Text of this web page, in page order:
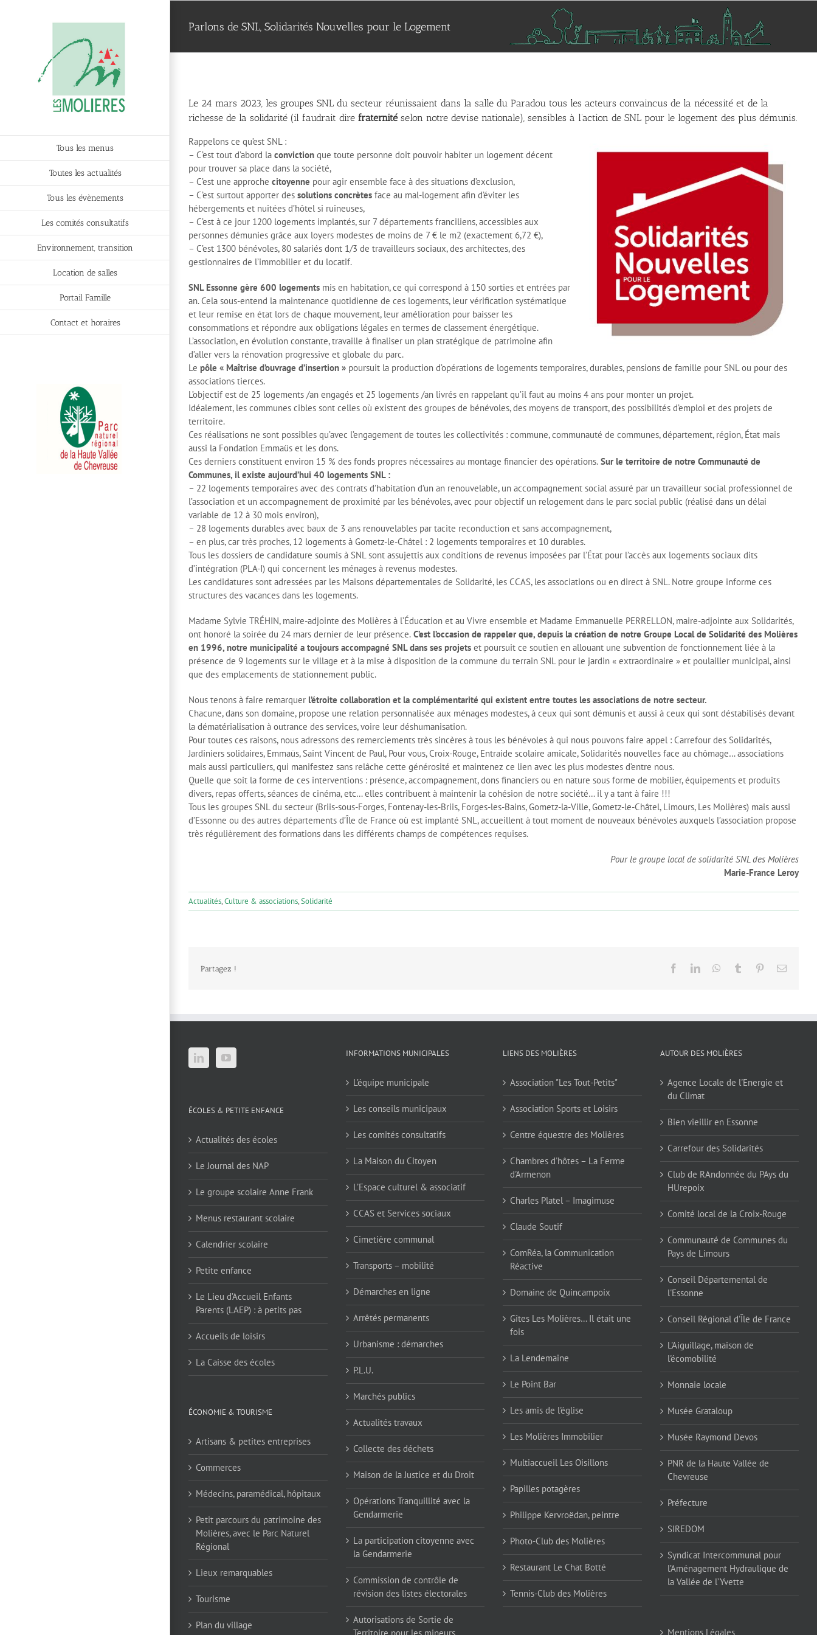
Tous les menus
Toutes les actualités
Tous les évènements
Les comités consultatifs
Environnement, transition
Location de salles
Portail Famille
Contact et horaires
Parlons de SNL, Solidarités Nouvelles pour le Logement
Le 24 mars 2023, les groupes SNL du secteur réunissaient dans la salle du Paradou tous les acteurs convaincus de la nécessité et de la
richesse de la solidarité (il faudrait dire fraternitéselon notre devise nationale), sensibles à l’action de SNL pour le logement des plus démunis.
Rappelons ce qu’est SNL :
– C’est tout d’abord la conviction que toute personne doit pouvoir habiter un logement décent
pour trouver sa place dans la société,
– C’est une approche citoyenne pour agir ensemble face à des situations d’exclusion,
– C’est surtout apporter des solutions concrètes face au mal-logement afin d’éviter les
hébergements et nuitées d’hôtel si ruineuses,
– C’est à ce jour 1200 logements implantés, sur 7 départements franciliens, accessibles aux
personnes démunies grâce aux loyers modestes de moins de 7 € le m2 (exactement 6,72 €),
– C’est 1300 bénévoles, 80 salariés dont 1/3 de travailleurs sociaux, des architectes, des
gestionnaires de l’immobilier et du locatif.
SNL Essonne gère 600 logements mis en habitation, ce qui correspond à 150 sorties et entrées par
an. Cela sous-entend la maintenance quotidienne de ces logements, leur vérification systématique
et leur remise en état lors de chaque mouvement, leur amélioration pour baisser les
consommations et répondre aux obligations légales en termes de classement énergétique.
L’association, en évolution constante, travaille à finaliser un plan stratégique de patrimoine afin
d’aller vers la rénovation progressive et globale du parc.
Le pôle « Maîtrise d’ouvrage d’insertion » poursuit la production d’opérations de logements temporaires, durables, pensions de famille pour SNL ou pour des
associations tierces.
L’objectif est de 25 logements /an engagés et 25 logements /an livrés en rappelant qu’il faut au moins 4 ans pour monter un projet.
Idéalement, les communes cibles sont celles où existent des groupes de bénévoles, des moyens de transport, des possibilités d’emploi et des projets de
territoire.
Ces réalisations ne sont possibles qu’avec l’engagement de toutes les collectivités : commune, communauté de communes, département, région, État mais
aussi la Fondation Emmaüs et les dons.
Ces derniers constituent environ 15 % des fonds propres nécessaires au montage financier des opérations. Sur le territoire de notre Communauté de
Communes, il existe aujourd’hui 40 logements SNL :
– 22 logements temporaires avec des contrats d’habitation d’un an renouvelable, un accompagnement social assuré par un travailleur social professionnel de
l’association et un accompagnement de proximité par les bénévoles, avec pour objectif un relogement dans le parc social public (réalisé dans un délai
variable de 12 à 30 mois environ),
– 28 logements durables avec baux de 3 ans renouvelables par tacite reconduction et sans accompagnement,
– en plus, car très proches, 12 logements à Gometz-le-Châtel : 2 logements temporaires et 10 durables.
Tous les dossiers de candidature soumis à SNL sont assujettis aux conditions de revenus imposées par l’État pour l’accès aux logements sociaux dits
d’intégration (PLA-I) qui concernent les ménages à revenus modestes.
Les candidatures sont adressées par les Maisons départementales de Solidarité, les CCAS, les associations ou en direct à SNL. Notre groupe informe ces
structures des vacances dans les logements.
Madame Sylvie TRÉHIN, maire-adjointe des Molières à l’Éducation et au Vivre ensemble et Madame Emmanuelle PERRELLON, maire-adjointe aux Solidarités,
ont honoré la soirée du 24 mars dernier de leur présence. C’est l’occasion de rappeler que, depuis la création de notre Groupe Local de Solidarité des Molières
en 1996, notre municipalité a toujours accompagné SNL dans ses projets et poursuit ce soutien en allouant une subvention de fonctionnement liée à la
présence de 9 logements sur le village et à la mise à disposition de la commune du terrain SNL pour le jardin « extraordinaire » et poulailler municipal, ainsi
que des emplacements de stationnement public.
Nous tenons à faire remarquer l’étroite collaboration et la complémentarité qui existent entre toutes les associations de notre secteur.
Chacune, dans son domaine, propose une relation personnalisée aux ménages modestes, à ceux qui sont démunis et aussi à ceux qui sont déstabilisés devant
la dématérialisation à outrance des services, voire leur déshumanisation.
Pour toutes ces raisons, nous adressons des remerciements très sincères à tous les bénévoles à qui nous pouvons faire appel : Carrefour des Solidarités,
Jardiniers solidaires, Emmaüs, Saint Vincent de Paul, Pour vous, Croix-Rouge, Entraide scolaire amicale, Solidarités nouvelles face au chômage… associations
mais aussi particuliers, qui manifestez sans relâche cette générosité et maintenez ce lien avec les plus modestes d’entre nous.
Quelle que soit la forme de ces interventions : présence, accompagnement, dons financiers ou en nature sous forme de mobilier, équipements et produits
divers, repas offerts, séances de cinéma, etc… elles contribuent à maintenir la cohésion de notre société… il y a tant à faire !!!
Tous les groupes SNL du secteur (Briis-sous-Forges, Fontenay-les-Briis, Forges-les-Bains, Gometz-la-Ville, Gometz-le-Châtel, Limours, Les Molières) mais aussi
d’Essonne ou des autres départements d’Île de France où est implanté SNL, accueillent à tout moment de nouveaux bénévoles auxquels l’association propose
très régulièrement des formations dans les différents champs de compétences requises.
Pour le groupe local de solidarité SNL des Molières
Marie-France Leroy
Actualités,Culture & associations,Solidarité
Partagez ! FacebookLinkedInWhatsApp
Tumblr PinterestEmail
ÉCOLES & PETITE ENFANCE
Actualités des écoles
Le Journal des NAP
Le groupe scolaire Anne Frank
Menus restaurant scolaire
Calendrier scolaire
Petite enfance
Le Lieu d’Accueil Enfants
Parents (LAEP) : à petits pas
Accueils de loisirs
La Caisse des écoles
ÉCONOMIE & TOURISME
Artisans & petites entreprises
Commerces
Médecins, paramédical, hôpitaux
Petit parcours du patrimoine des
Molières, avec le Parc Naturel
Régional
Lieux remarquables
Tourisme
Plan du village
INFORMATIONS MUNICIPALES
L’équipe municipale
Les conseils municipaux
Les comités consultatifs
La Maison du Citoyen
L’Espace culturel & associatif
CCAS et Services sociaux
Cimetière communal
Transports – mobilité
Démarches en ligne
Arrêtés permanents
Urbanisme : démarches
P.L.U.
Marchés publics
Actualités travaux
Collecte des déchets
Maison de la Justice et du Droit
Opérations Tranquillité avec la
Gendarmerie
La participation citoyenne avec
la Gendarmerie
Commission de contrôle de
révision des listes électorales
Autorisations de Sortie de
LIENS DES MOLIÈRES
Association "Les Tout-Petits"
Association Sports et Loisirs
Centre équestre des Molières
Chambres d'hôtes – La Ferme
d'Armenon
Charles Platel – Imagimuse
Claude Soutif
ComRéa, la Communication
Réactive
Domaine de Quincampoix
Gîtes Les Molières… Il était une
fois
La Lendemaine
Le Point Bar
Les amis de l'église
Les Molières Immobilier
Multiaccueil Les Oisillons
Papilles potagères
Philippe Kervroëdan, peintre
Photo-Club des Molières
Restaurant Le Chat Botté
Tennis-Club des Molières
AUTOUR DES MOLIÈRES
Agence Locale de l'Energie et
du Climat
Bien vieillir en Essonne
Carrefour des Solidarités
Club de RAndonnée du PAys du
HUrepoix
Comité local de la Croix-Rouge
Communauté de Communes du
Pays de Limours
Conseil Départemental de
l'Essonne
Conseil Régional d'Île de France
L'Aiguillage, maison de
l'écomobilité
Monnaie locale
Musée Grataloup
Musée Raymond Devos
PNR de la Haute Vallée de
Chevreuse
Préfecture
SIREDOM
Syndicat Intercommunal pour
l’Aménagement Hydraulique de
la Vallée de l’Yvette
Mentions Légales